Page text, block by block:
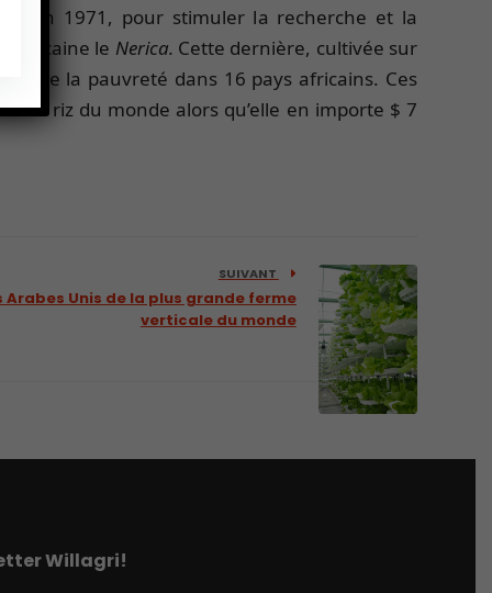
en 1971, pour stimuler la recherche et la
africaine le Nerica. Cette dernière, cultivée sur
de la pauvreté dans 16 pays africains. Ces
de riz du monde alors qu’elle en importe $ 7
SUIVANT
Unis de la plus grande ferme
verticale du monde
Willagri!